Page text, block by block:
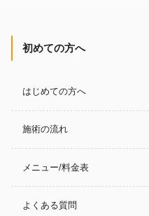
初めての方へ
はじめての方へ
施術の流れ
メニュー/料金表
よくある質問